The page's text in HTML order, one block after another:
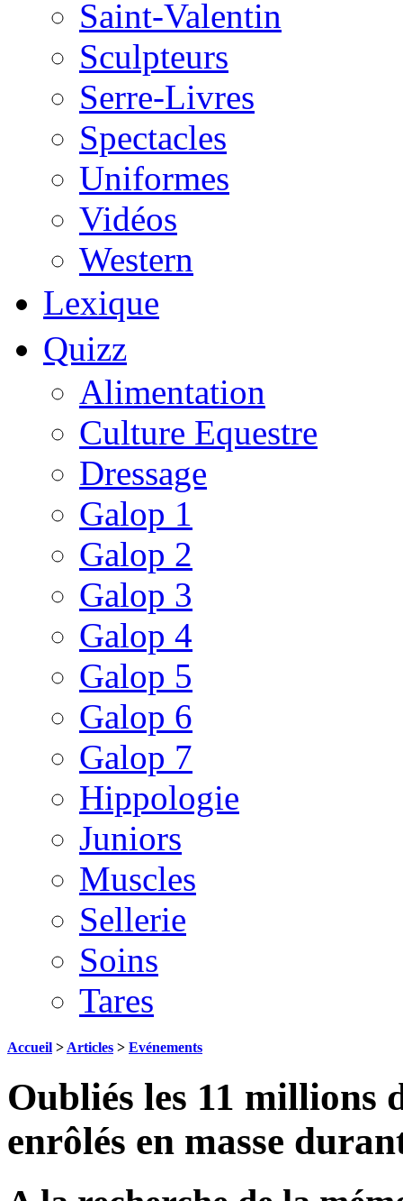
Saint-Valentin
Sculpteurs
Serre-Livres
Spectacles
Uniformes
Vidéos
Western
Lexique
Quizz
Alimentation
Culture Equestre
Dressage
Galop 1
Galop 2
Galop 3
Galop 4
Galop 5
Galop 6
Galop 7
Hippologie
Juniors
Muscles
Sellerie
Soins
Tares
Accueil > Articles > Evénements
Oubliés les 11 millions
enrôlés en masse